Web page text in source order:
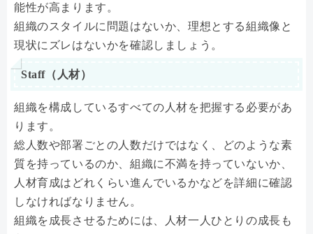
能性が高まります。
組織のスタイルに問題はないか、理想とする組織像と
現状にズレはないかを確認しましょう。
Staff（人材）
組織を構成しているすべての人材を把握する必要があ
ります。
総人数や部署ごとの人数だけではなく、どのような素
質を持っているのか、組織に不満を持っていないか、
人材育成はどれくらい進んでいるかなどを詳細に確認
しなければなりません。
組織を成長させるためには、人材一人ひとりの成長も